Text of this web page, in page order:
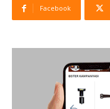
Facebook